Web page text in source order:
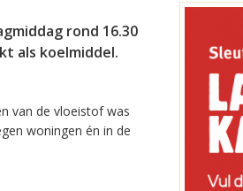
rond 16.30
als koelmiddel.
van de vloeistof was
woningen én in de